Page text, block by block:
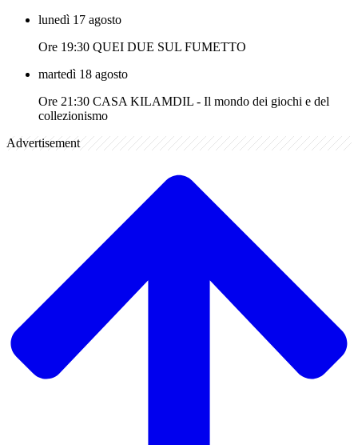
lunedì 17 agosto
Ore 19:30 QUEI DUE SUL FUMETTO
martedì 18 agosto
Ore 21:30 CASA KILAMDIL - Il mondo dei giochi e del
collezionismo
Advertisement